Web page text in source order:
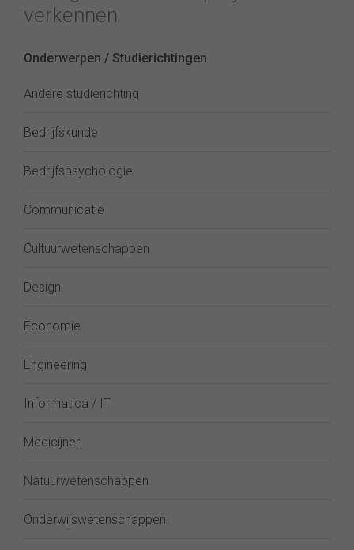
verkennen
Onderwerpen / Studierichtingen
Andere studierichting
Bedrijfskunde
Bedrijfspsychologie
Communicatie
Cultuurwetenschappen
Design
Economie
Engineering
Informatica / IT
Medicijnen
Natuurwetenschappen
Onderwijswetenschappen